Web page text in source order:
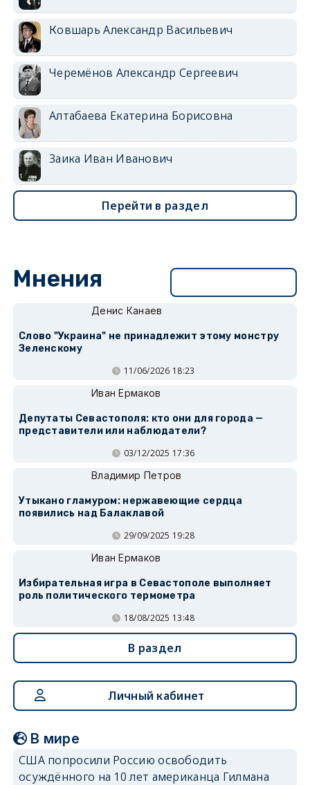
Ковшарь Александр Васильевич
Черемёнов Александр Сергеевич
Алтабаева Екатерина Борисовна
Заика Иван Иванович
Перейти в раздел
Мнения
Денис Канаев
Слово "Украина" не принадлежит этому монстру
Зеленскому
11/06/2026 18:23
Иван Ермаков
Депутаты Севастополя: кто они для города —
представители или наблюдатели?
03/12/2025 17:36
Владимир Петров
Утыкано гламуром: нержавеющие сердца
появились над Балаклавой
29/09/2025 19:28
Иван Ермаков
Избирательная игра в Севастополе выполняет
роль политического термометра
18/08/2025 13:48
В раздел
Личный кабинет
В мире
США попросили Россию освободить
осуждённого на 10 лет американца Гилмана